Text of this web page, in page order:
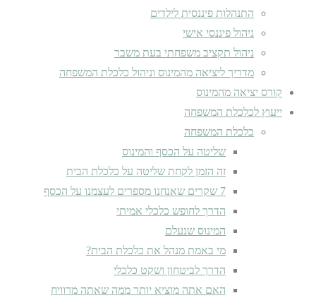
התנהלות פיננסית לילדים
ניהול פיננסי אישי
ניהול תקציב משפחתי בעת משבר
מדריך ליציאה מהמינוס וניהול כלכלת המשפחה
קורס יציאה מהמינוס
ייעוץ לכלכלת המשפחה
כלכלת המשפחה
שליטה על הכסף והמינוס
זה הזמן לקחת שליטה על כלכלת הבית
7 שקרים שאנחנו מספרים לעצמנו על הכסף
הדרך לחופש כלכלי אמיתי
המינוס שנעלם
מי באמת מנהל את כלכלת הבית?
הדרך לביטחון ושקט כלכלי
האם אתה מוציא יותר ממה שאתה מרוויח